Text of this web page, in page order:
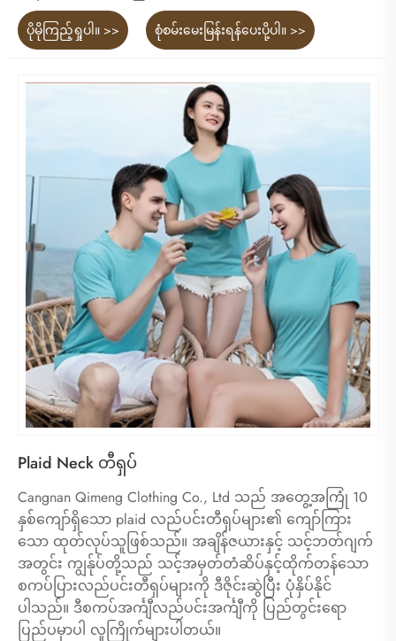
ပိုမိုကြည့်ရှုပါ။ >> စုံစမ်းမေးမြန်းရန်ပေးပို့ပါ။ >>
Plaid Neck တီရှပ်
Cangnan Qimeng Clothing Co., Ltd သည် အတွေ့အကြုံ 10
နှစ်ကျော်ရှိသော plaid လည်ပင်းတီရှပ်များ၏ ကျော်ကြား
သော ထုတ်လုပ်သူဖြစ်သည်။ အချိန်ဇယားနှင့် သင့်ဘတ်ဂျက်
အတွင်း ကျွန်ုပ်တို့သည် သင့်အမှတ်တံဆိပ်နှင့်ထိုက်တန်သော
စကပ်ပြားလည်ပင်းတီရှပ်များကို ဒီဇိုင်းဆွဲပြီး ပုံနှိပ်နိုင်
ပါသည်။ ဒီစကပ်အင်္ကျီလည်ပင်းအင်္ကျီကို ပြည်တွင်းရော
ပြည်ပမှာပါ လူကြိုက်များပါတယ်။